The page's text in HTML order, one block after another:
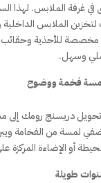
في غرفة الملابس.
الملابس
مخصصة للأحذية
وسهل.
لمسة من الفخامة
أو الإضاءة
طويلة